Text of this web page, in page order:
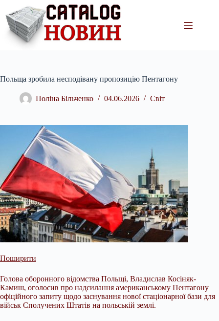
вмісту
Польща зробила несподівану пропозицію Пентагону
Поліна Більченко 04.06.2026 Світ
Поширити
Голова оборонного відомства Польщі, Владислав Косіняк-
Камиш, оголосив про надсилання американському Пентагону
офіційного запиту щодо заснування нової стаціонарної бази для
військ Сполучених Штатів на польській землі.